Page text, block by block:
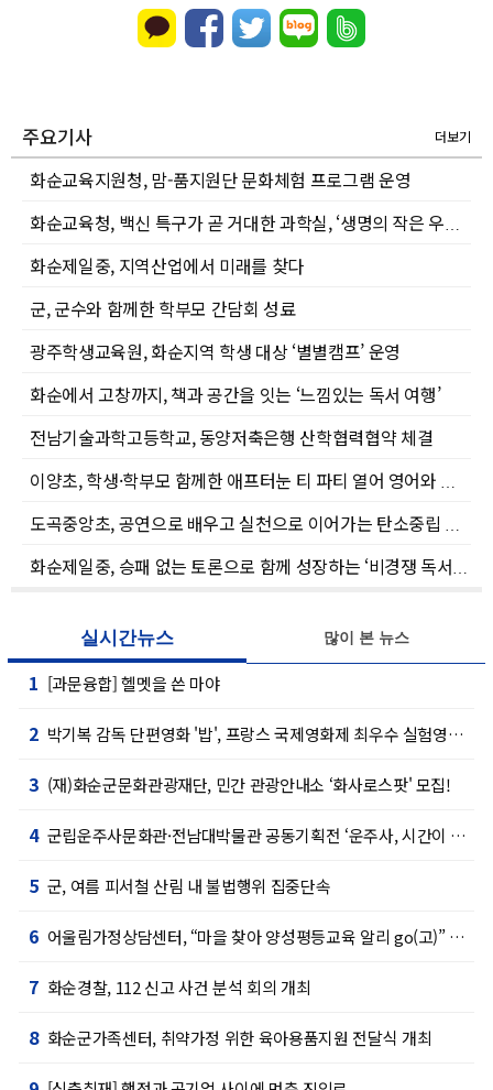
주요기사 더보기
화순교육지원청, 맘-품지원단 문화체험 프로그램 운영
화순교육청, 백신 특구가 곧 거대한 과학실, ‘생명의 작은 우주’ 프로그램 성료
화순제일중, 지역산업에서 미래를 찾다
군, 군수와 함께한 학부모 간담회 성료
광주학생교육원, 화순지역 학생 대상 ‘별별캠프’ 운영
화순에서 고창까지, 책과 공간을 잇는 ‘느낌있는 독서 여행’
전남기술과학고등학교, 동양저축은행 산학협력협약 체결
이양초, 학생·학부모 함께한 애프터눈 티 파티 열어 영어와 영국 문화를 잇다
도곡중앙초, 공연으로 배우고 실천으로 이어가는 탄소중립 환경교육
화순제일중, 승패 없는 토론으로 함께 성장하는 ‘비경쟁 독서토론’
실시간뉴스
1 [과문융합] 헬멧을 쓴 마야
2 박기복 감독 단편영화 '밥', 프랑스 국제영화제 최우수 실험영화상 수상
3 (재)화순군문화관광재단, 민간 관광안내소 ‘화사로스팟' 모집!
4 군립운주사문화관·전남대박물관 공동기획전 ‘운주사, 시간이 잠시 머문 자리’ 개최
5 군, 여름 피서철 산림 내 불법행위 집중단속
6 어울림가정상담센터, “마을 찾아 양성평등교육 알리 go(고)” 프로그램 성료
7 화순경찰, 112 신고 사건 분석 회의 개최
8 화순군가족센터, 취약가정 위한 육아용품지원 전달식 개최
많이 본 뉴스